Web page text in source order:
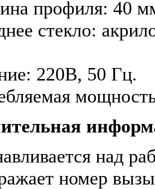
профиля: 40
стекло:
220В, 50 Гц.
над
номер